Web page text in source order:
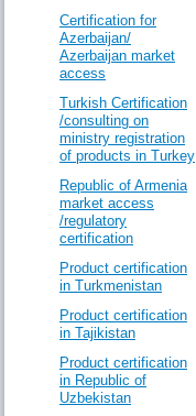
Certification for
Azerbaijan/
Azerbaijan market
access
Turkish Certification
/consulting on
ministry registration
of products in Turkey
Republic of Armenia
market access
/regulatory
certification
Product certification
in Turkmenistan
Product certification
in Tajikistan
Product certification
in Republic of
Uzbekistan